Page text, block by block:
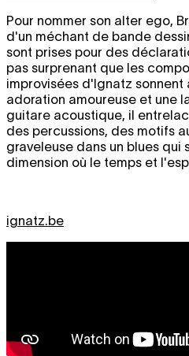
Pour nommer son alter ego,
d'un méchant de bande
sont prises pour des
pas surprenant que les
improvisées d'Ignatz sonnent
adoration amoureuse et une
guitare acoustique, il
des percussions, des motifs
graveleuse dans un blues qui
dimension où le temps et
ignatz.be